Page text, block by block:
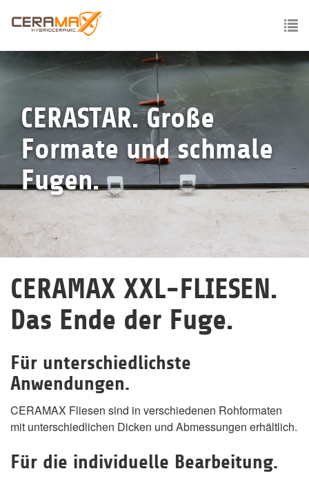
content
CERASTAR. Große
Formate und schmale
Fugen.
CERAMAX XXL-FLIESEN.
Das Ende der Fuge.
Für unterschiedlichste
Anwendungen.
CERAMAX Fliesen sind in verschiedenen Rohformaten
mit unterschiedlichen Dicken und Abmessungen erhältlich.
Für die individuelle Bearbeitung.